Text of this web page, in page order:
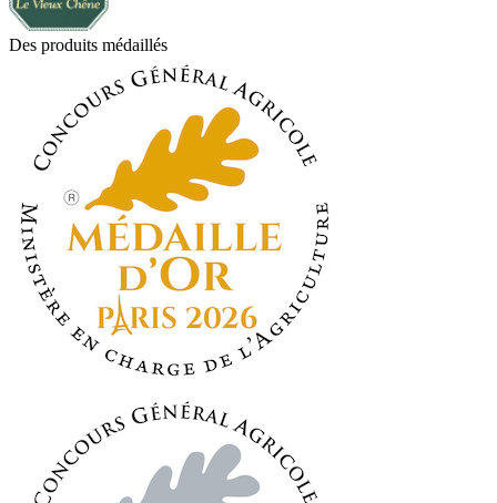
Des produits médaillés